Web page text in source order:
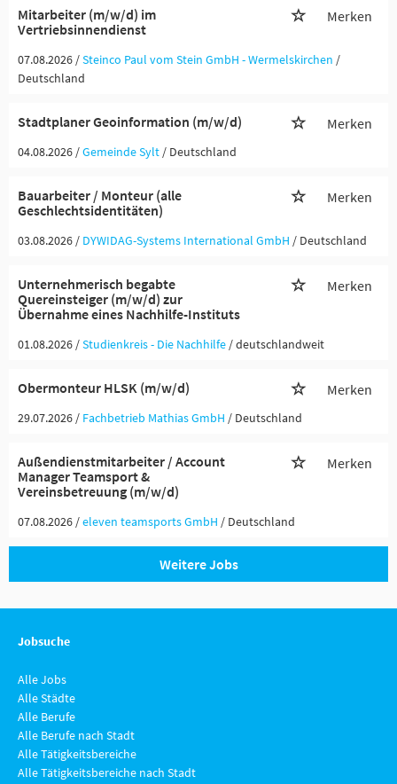
Mitarbeiter (m/w/d) im
Vertriebsinnendienst
Merken
07.08.2026 /Steinco Paul vom Stein GmbH - Wermelskirchen /
Deutschland
Stadtplaner Geoinformation (m/w/d) Merken
04.08.2026 /Gemeinde Sylt / Deutschland
Bauarbeiter / Monteur (alle
Geschlechtsidentitäten)
Merken
03.08.2026 / DYWIDAG-Systems International GmbH / Deutschland
Unternehmerisch begabte
Quereinsteiger (m/w/d) zur
Übernahme eines Nachhilfe-Instituts
Merken
01.08.2026 /Studienkreis - Die Nachhilfe / deutschlandweit
Obermonteur HLSK (m/w/d) Merken
29.07.2026 / Fachbetrieb Mathias GmbH / Deutschland
Außendienstmitarbeiter / Account
Manager Teamsport &
Vereinsbetreuung (m/w/d)
Merken
07.08.2026 /eleven teamsports GmbH / Deutschland
Weitere Jobs
Jobsuche
Alle Jobs
Alle Städte
Alle Berufe
Alle Berufe nach Stadt
Alle Tätigkeitsbereiche
Alle Tätigkeitsbereiche nach Stadt